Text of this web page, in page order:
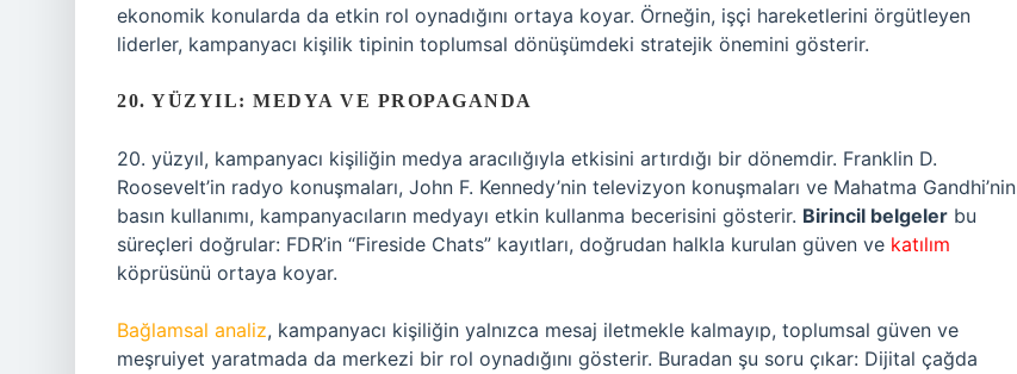
ekonomik konularda da etkin rol oynadığını ortaya koyar. Örneğin, işçi hareketlerini örgütleyen
liderler, kampanyacı kişilik tipinin toplumsal dönüşümdeki stratejik önemini gösterir.
20. YÜZYIL: MEDYA VE PROPAGANDA
20. yüzyıl, kampanyacı kişiliğin medya aracılığıyla etkisini artırdığı bir dönemdir. Franklin D.
Roosevelt’in radyo konuşmaları, John F. Kennedy’nin televizyon konuşmaları ve Mahatma Gandhi’nin
basın kullanımı, kampanyacıların medyayı etkin kullanma becerisini gösterir. Birincil belgeler bu
süreçleri doğrular: FDR’in “Fireside Chats” kayıtları, doğrudan halkla kurulan güven ve katılım
köprüsünü ortaya koyar.
Bağlamsal analiz, kampanyacı kişiliğin yalnızca mesaj iletmekle kalmayıp, toplumsal güven ve
meşruiyet yaratmada da merkezi bir rol oynadığını gösterir. Buradan şu soru çıkar: Dijital çağda